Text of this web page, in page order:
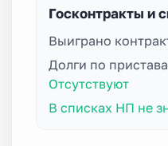
Госконтракты и
Выиграно
Долги по
Отсутствуют
В списках НП не